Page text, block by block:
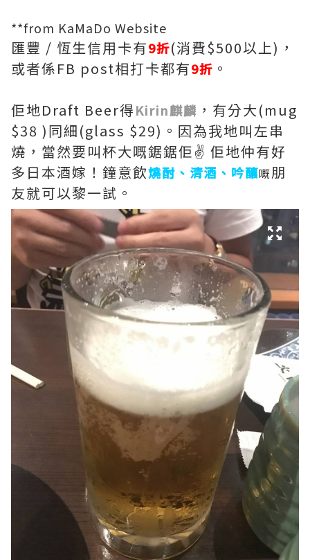
**from KaMaDo Website
匯豐 / 恆生信用卡有9折(消費$500以上)，
或者係FB post相打卡都有9折 。
佢地Draft Beer得Kirin麒麟 ，有分大(mug
$38 )同細(glass $29)。因為我地叫左串
燒，當然要叫杯大嘅鋸鋸佢✌ 佢地仲有好
多日本酒嫁！鐘意飲燒酎、清酒、吟釀嘅朋
友就可以黎一試。